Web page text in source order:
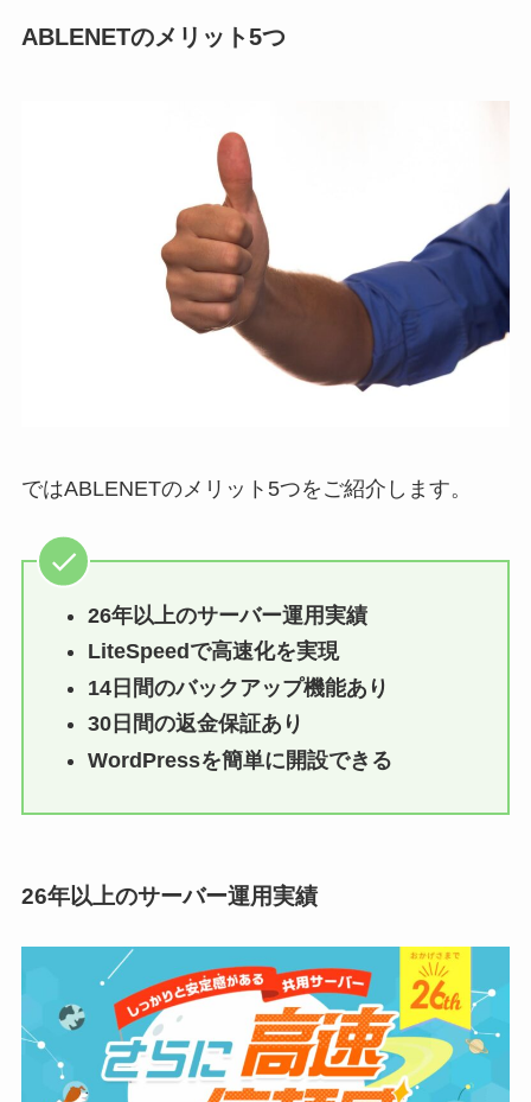
ABLENETのメリット5つ
ではABLENETのメリット5つをご紹介します。
26年以上のサーバー運用実績
LiteSpeedで高速化を実現
14日間のバックアップ機能あり
30日間の返金保証あり
WordPressを簡単に開設できる
26年以上のサーバー運用実績